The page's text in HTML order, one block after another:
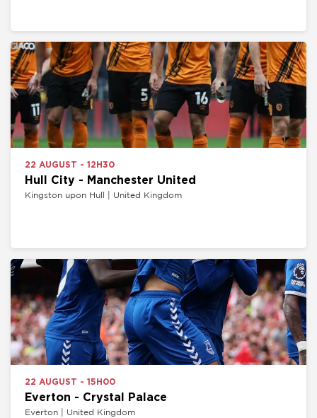
22 AUGUST - 12H30
Hull City - Manchester United
Kingston upon Hull | United Kingdom
22 AUGUST - 15H00
Everton - Crystal Palace
Everton | United Kingdom